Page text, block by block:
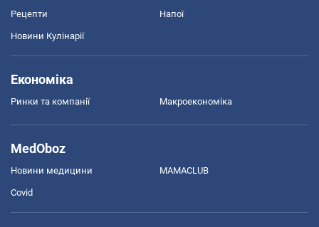
Рецепти Напої
Новини Кулінарії
Економіка
Ринки та компанії Макроекономіка
MedOboz
Новини медицини MAMACLUB
Covid